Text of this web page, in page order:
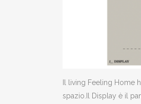
Il living Feeling Home
spazio.Il Display è il